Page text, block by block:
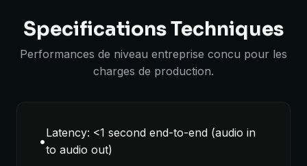
Specifications Techniques
Performances de niveau entreprise concu pour les
charges de production.
•
Latency: <1 second end-to-end (audio in
to audio out)